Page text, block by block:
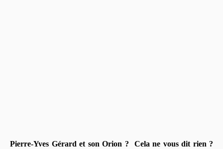
Pierre-Yves Gérard et son Orion ? Cela ne vous dit rien ?